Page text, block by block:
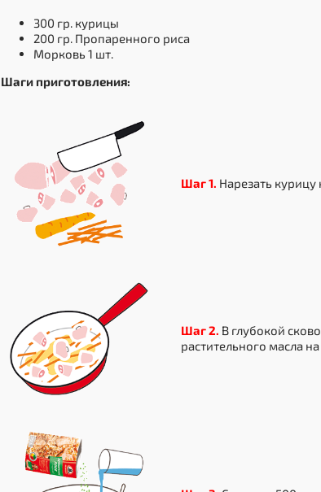
300 гр. курицы
200 гр. Пропаренного риса
Морковь 1 шт.
Шаги приготовления:
Шаг 1. Нарезать
Шаг 2. В глубокой
растительного масла